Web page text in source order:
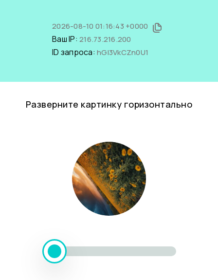
2026-08-10 01:16:43 +0000
Ваш IP: 216.73.216.200
ID запроса: hGI3VkCZn0U1
Разверните картинку горизонтально